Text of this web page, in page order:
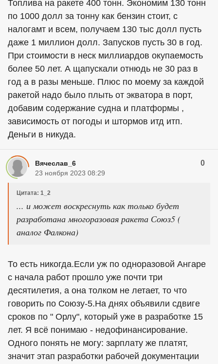
Топлива на ракете 400 тонн. Экономим 130 тонн
по 1000 долл за тонну как бензин стоит, с
налогамт и всем, получаем 130 тыс долл пусть
даже 1 миллион долл. Запусков пусть 30 в год.
При стоимости в неск миллиардов окупаемость
более 50 лет. А щапускали отнюдь не 30 раз в
год а в разы меньше. Плюс по моему за каждой
ракетой надо было плыть от экватора в порт,
добавим содержание судна и платформы ,
зависимость от погоды и штормов итд итп.
Деньги в никуда.
Вячеслав_6 0
23 ноября 2023 08:29
Цитата: 1_2
... и может воскреснуть как только будет
разработана многоразовая ракета Союз5 (
аналог Фалкона)
То есть никогда.Если уж по одноразовой Ангаре
с начала работ прошло уже почти три
десятилетия, а она толком не летает, то что
говорить по Союзу-5.На днях объявили сдвиге
сроков по " Орлу", который уже в разработке 15
лет. Я всё понимаю - недофинансирование.
Одного понять не могу: зарплату же платят,
значит этап разработки рабочей документации